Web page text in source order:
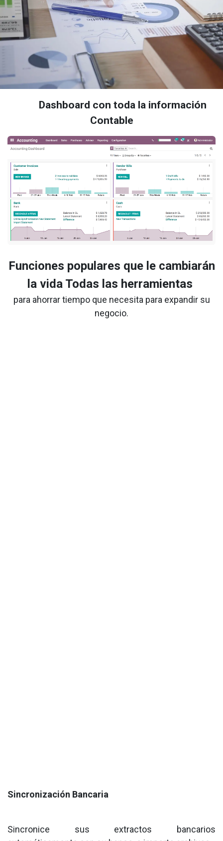
Dashboard con toda la información
Contable
Funciones populares que le cambiarán
la vida Todas las herramientas
para ahorrar tiempo que necesita para expandir su
negocio.
Sincronización Bancaria
Sincronice sus extractos bancarios